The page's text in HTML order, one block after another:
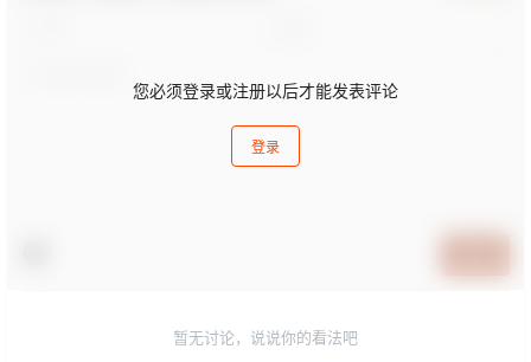
您必须登录或注册以后才能发表评论
登录
暂无讨论，说说你的看法吧